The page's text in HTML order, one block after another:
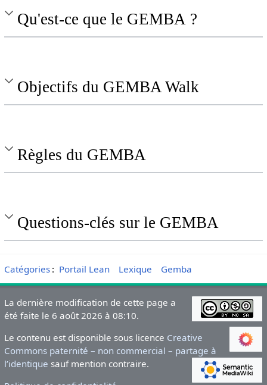
Qu'est-ce que le GEMBA ?
Objectifs du GEMBA Walk
Règles du GEMBA
Questions-clés sur le GEMBA
Catégories: Portail Lean Lexique Gemba
La dernière modification de cette page a
été faite le 6 août 2026 à 08:10.
Le contenu est disponible sous licence Creative
Commons paternité – non commercial – partage à
l’identique sauf mention contraire.